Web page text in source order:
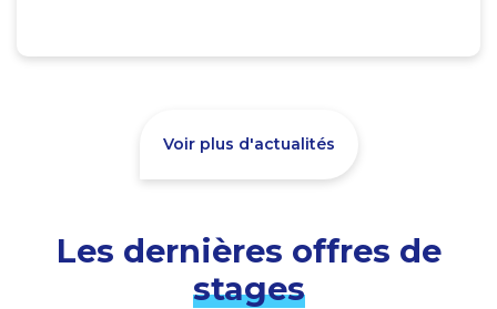
Voir plus d'actualités
Les dernières offres de
stages